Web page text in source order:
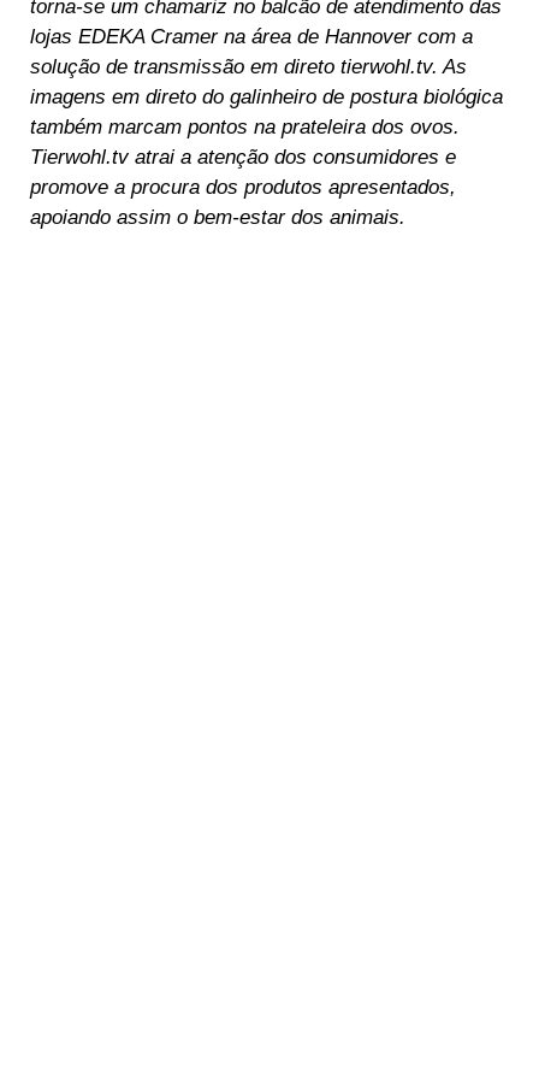
torna-se um chamariz no balcão de atendimento das
lojas EDEKA Cramer na área de Hannover com a
solução de transmissão em direto tierwohl.tv. As
imagens em direto do galinheiro de postura biológica
também marcam pontos na prateleira dos ovos.
Tierwohl.tv atrai a atenção dos consumidores e
promove a procura dos produtos apresentados,
apoiando assim o bem-estar dos animais.